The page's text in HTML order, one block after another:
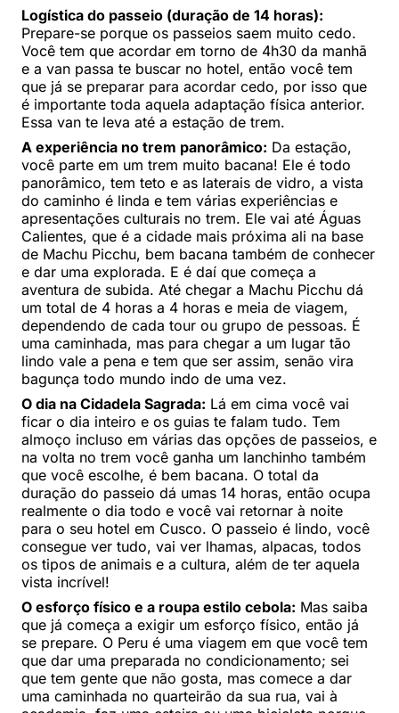
Logística do passeio (duração de 14 horas):
Prepare-se porque os passeios saem muito cedo.
Você tem que acordar em torno de 4h30 da manhã
e a van passa te buscar no hotel, então você tem
que já se preparar para acordar cedo, por isso que
é importante toda aquela adaptação física anterior.
Essa van te leva até a estação de trem.
A experiência no trem panorâmico: Da estação,
você parte em um trem muito bacana! Ele é todo
panorâmico, tem teto e as laterais de vidro, a vista
do caminho é linda e tem várias experiências e
apresentações culturais no trem. Ele vai até Águas
Calientes, que é a cidade mais próxima ali na base
de Machu Picchu, bem bacana também de conhecer
e dar uma explorada. E é daí que começa a
aventura de subida. Até chegar a Machu Picchu dá
um total de 4 horas a 4 horas e meia de viagem,
dependendo de cada tour ou grupo de pessoas. É
uma caminhada, mas para chegar a um lugar tão
lindo vale a pena e tem que ser assim, senão vira
bagunça todo mundo indo de uma vez.
O dia na Cidadela Sagrada: Lá em cima você vai
ficar o dia inteiro e os guias te falam tudo. Tem
almoço incluso em várias das opções de passeios, e
na volta no trem você ganha um lanchinho também
que você escolhe, é bem bacana. O total da
duração do passeio dá umas 14 horas, então ocupa
realmente o dia todo e você vai retornar à noite
para o seu hotel em Cusco. O passeio é lindo, você
consegue ver tudo, vai ver lhamas, alpacas, todos
os tipos de animais e a cultura, além de ter aquela
vista incrível!
O esforço físico e a roupa estilo cebola: Mas saiba
que já começa a exigir um esforço físico, então já
se prepare. O Peru é uma viagem em que você tem
que dar uma preparada no condicionamento; sei
que tem gente que não gosta, mas comece a dar
uma caminhada no quarteirão da sua rua, vai à